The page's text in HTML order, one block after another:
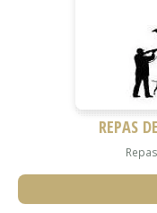
REPAS